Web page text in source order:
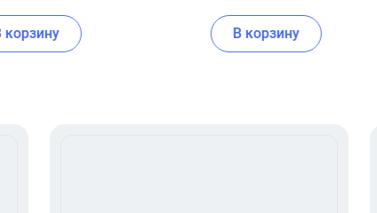
В корзину В корзину